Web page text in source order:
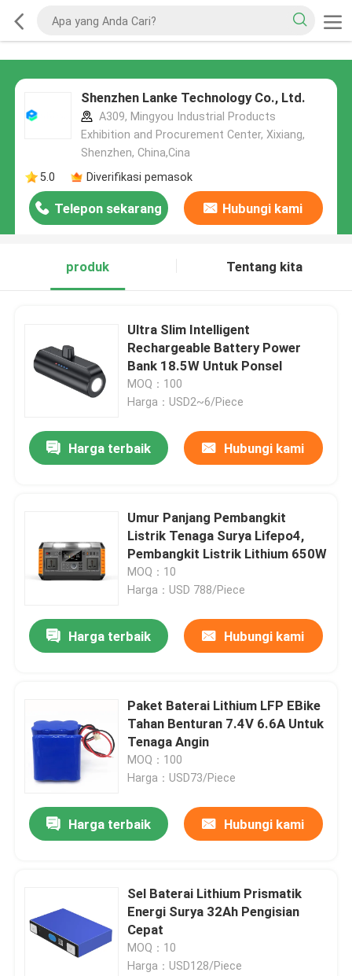
Shenzhen Lanke Technology Co., Ltd.
A309, Mingyou Industrial Products
Exhibition and Procurement Center, Xixiang,
Shenzhen, China,Cina
5.0
Diverifikasi pemasok
Telepon sekarang Hubungi kami
produk Tentang kita
Ultra Slim Intelligent
Rechargeable Battery Power
Bank 18.5W Untuk Ponsel
MOQ：100
Harga：USD2~6/Piece
Harga terbaik Hubungi kami
Umur Panjang Pembangkit
Listrik Tenaga Surya Lifepo4,
Pembangkit Listrik Lithium 650W
MOQ：10
Harga：USD 788/Piece
Harga terbaik Hubungi kami
Paket Baterai Lithium LFP EBike
Tahan Benturan 7.4V 6.6A Untuk
Tenaga Angin
MOQ：100
Harga：USD73/Piece
Harga terbaik Hubungi kami
Sel Baterai Lithium Prismatik
Energi Surya 32Ah Pengisian
Cepat
MOQ：10
Harga：USD128/Piece